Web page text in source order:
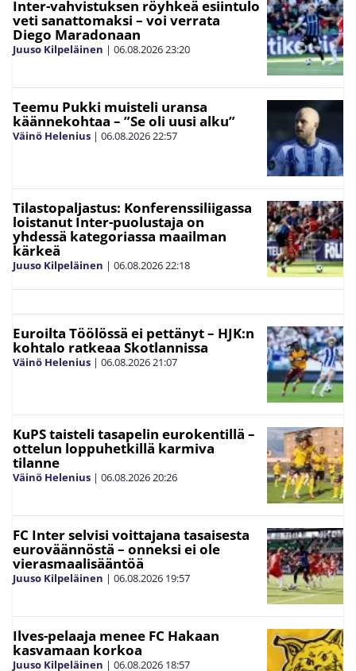
Inter-vahvistuksen röyhkeä esiintulo
veti sanattomaksi – voi verrata
Diego Maradonaan
Juuso Kilpeläinen | 06.08.202623:20
Teemu Pukki muisteli uransa
käännekohtaa – ”Se oli uusi alku”
Väinö Helenius | 06.08.202622:57
Tilastopaljastus: Konferenssiliigassa
loistanut Inter-puolustaja on
yhdessä kategoriassa maailman
kärkeä
Juuso Kilpeläinen | 06.08.202622:18
Euroilta Töölössä ei pettänyt – HJK:n
kohtalo ratkeaa Skotlannissa
Väinö Helenius | 06.08.202621:07
KuPS taisteli tasapelin eurokentillä –
ottelun loppuhetkillä karmiva
tilanne
Väinö Helenius | 06.08.202620:26
FC Inter selvisi voittajana tasaisesta
euroväännöstä – onneksi ei ole
vierasmaalisääntöä
Juuso Kilpeläinen | 06.08.2026 19:57
Ilves-pelaaja menee FC Hakaan
kasvamaan korkoa
Juuso Kilpeläinen | 06.08.2026 18:57